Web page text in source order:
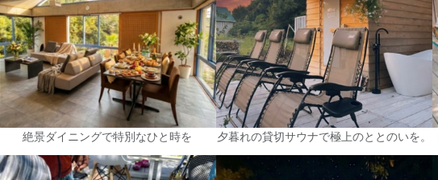
絶景ダイニングで特別なひと時を 夕暮れの貸切サウナで極上のととのいを。